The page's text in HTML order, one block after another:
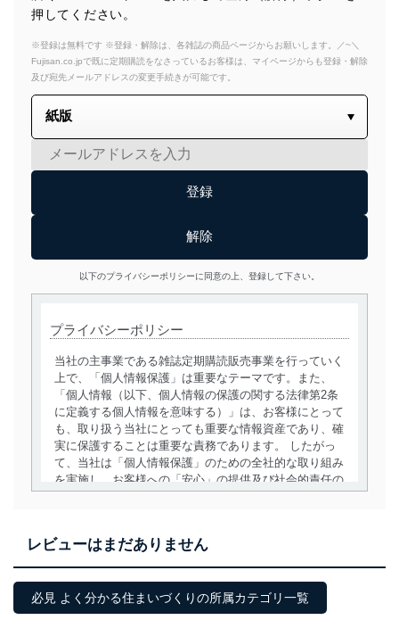
押してください。
※登録は無料です ※登録・解除は、各雑誌の商品ページからお願いします。／~＼
Fujisan.co.jpで既に定期購読をなさっているお客様は、マイページからも登録・解除
及び宛先メールアドレスの変更手続きが可能です。
以下のプライバシーポリシーに同意の上、登録して下さい。
プライバシーポリシー
当社の主事業である雑誌定期購読販売事業を行っていく
上で、「個人情報保護」は重要なテーマです。また、
「個人情報（以下、個人情報の保護の関する法律第2条
に定義する個人情報を意味する）」は、お客様にとって
も、取り扱う当社にとっても重要な情報資産であり、確
実に保護することは重要な責務であります。 したがっ
て、当社は「個人情報保護」のための全社的な取り組み
を実施し、お客様への「安心」の提供及び社会的責任の
達成に必要な範囲内で適法かつ公正な手段によって取
得・利用・提供を行います。また、当社が保有している
レビューはまだありません
必見 よく分かる住まいづくりの所属カテゴリ一覧